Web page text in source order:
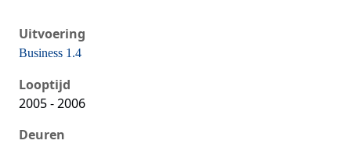
Uitvoering
Seat Ibiza iii, 1.4, 55 kW, Benzine, 3 deuren
Business 1.4
Looptijd
2005 - 2006
Deuren